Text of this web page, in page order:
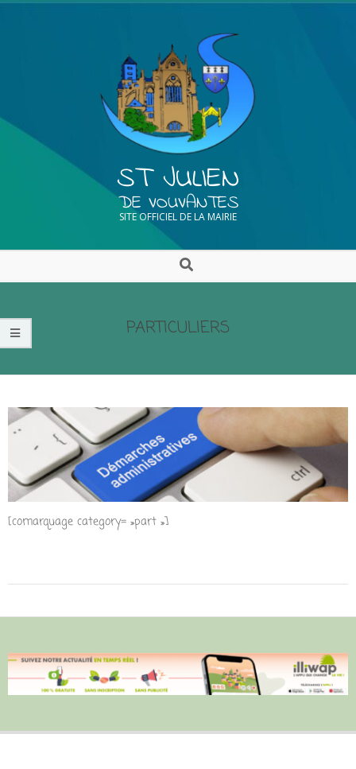
ST JULIEN
DE VOUVANTES
SITE OFFICIEL DE LA MAIRIE
PARTICULIERS
[comarquage category= »part »]